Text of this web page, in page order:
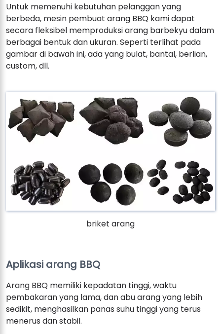
Untuk memenuhi kebutuhan pelanggan yang
berbeda, mesin pembuat arang BBQ kami dapat
secara fleksibel memproduksi arang barbekyu dalam
berbagai bentuk dan ukuran. Seperti terlihat pada
gambar di bawah ini, ada yang bulat, bantal, berlian,
custom, dll.
briket arang
Aplikasi arang BBQ
Arang BBQ memiliki kepadatan tinggi, waktu
pembakaran yang lama, dan abu arang yang lebih
sedikit, menghasilkan panas suhu tinggi yang terus
menerus dan stabil.